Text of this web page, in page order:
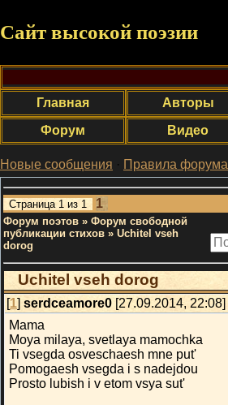
Сайт высокой поэзии
Главная
Авторы
Форум
Видео
Новые сообщения · Правила форума
Страница 1 из 1 1
Форум поэтов » Форум свободной
публикации стихов » Uchitel vseh
dorog
Uchitel vseh dorog
[1] serdceamore0 [27.09.2014, 22:08]
Mama
Moya milaya, svetlaya mamochka
Ti vsegda osveschaesh mne put'
Pomogaesh vsegda i s nadejdou
Prosto lubish i v etom vsya sut'